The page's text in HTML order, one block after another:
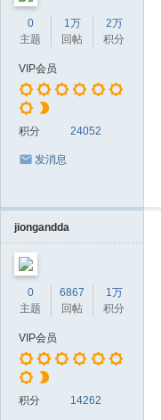
0
主题
1万
回帖
2万
积分
VIP会员
积分 24052
发消息
jiongandda
0
主题
6867
回帖
1万
积分
VIP会员
积分 14262